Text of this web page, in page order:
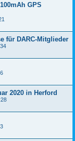
GPS
für DARC-Mitglieder
2020 in Herford